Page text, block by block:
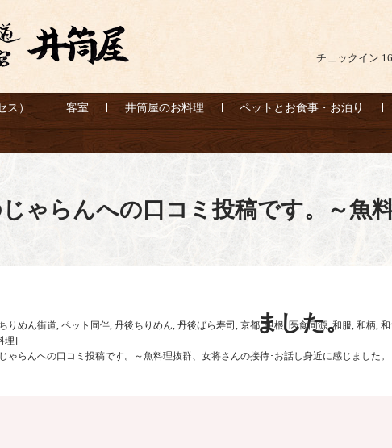
チェックイン
ス） 客室 井筒屋のお料理 ペットとお食事・お泊り
ゃらんへの口コミ投稿です。～魚
ました。
ちりめん街道, ペット同伴, 丹後ちりめん, 丹後ばら寿司 , 京都,伊根, 医食同源,和服, 和柄,
理]
ゃらんへの口コミ投稿です。～魚料理抜群、女将さんの接待･お話し身近に感じました。